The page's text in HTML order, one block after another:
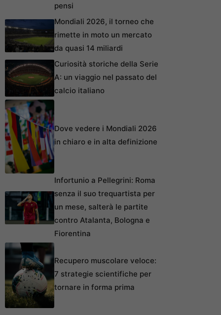
pensi
Mondiali 2026, il torneo che
rimette in moto un mercato
da quasi 14 miliardi
Curiosità storiche della Serie
A: un viaggio nel passato del
calcio italiano
Dove vedere i Mondiali 2026
in chiaro e in alta definizione
Infortunio a Pellegrini: Roma
senza il suo trequartista per
un mese, salterà le partite
contro Atalanta, Bologna e
Fiorentina
Recupero muscolare veloce:
7 strategie scientifiche per
tornare in forma prima